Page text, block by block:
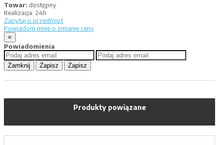
Towar: dostępny
Realizacja: 24h
Zapytaj o przedmiot
Powiadom mnie o zmianie ceny
×
Powiadomienia
Zamknij Zapisz Zapisz
Produkty powiązane